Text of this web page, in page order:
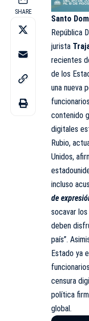
SHARE
Santo
República
jurista
recientes
de los
una nueva
contenido
digitales
Rubio,
Unidos,
incluso
de
socavar
deben
país”.
Estado ya
censura
política
global.